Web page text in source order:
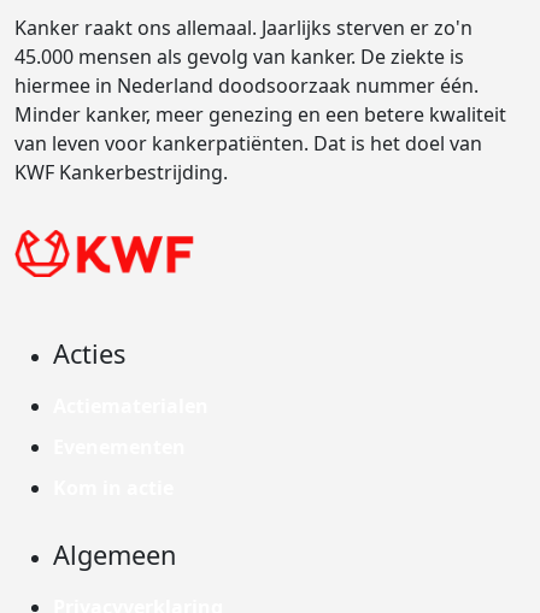
Kanker raakt ons allemaal. Jaarlijks sterven er zo'n
45.000 mensen als gevolg van kanker. De ziekte is
hiermee in Nederland doodsoorzaak nummer één.
Minder kanker, meer genezing en een betere kwaliteit
van leven voor kankerpatiënten. Dat is het doel van
KWF Kankerbestrijding.
Acties
Algemeen